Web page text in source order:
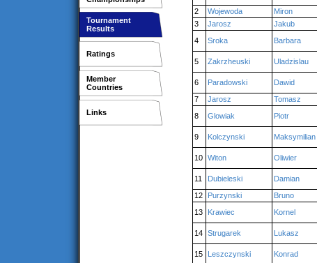
Tournament
Results
Ratings
Member
Countries
Links
2
Wojewoda Miron
3
Jarosz Jakub
4
Sroka Barbara
5 Zakrzheuski Uladzislau
6 Paradowski Dawid
7
Jarosz Tomasz
8
Glowiak Piotr
9 Kolczynski Maksymilian
10 Witon Oliwier
11 Dubieleski Damian
12
Purzynski Bruno
13
Krawiec Kornel
14 Strugarek Lukasz
15 Leszczynski Konrad